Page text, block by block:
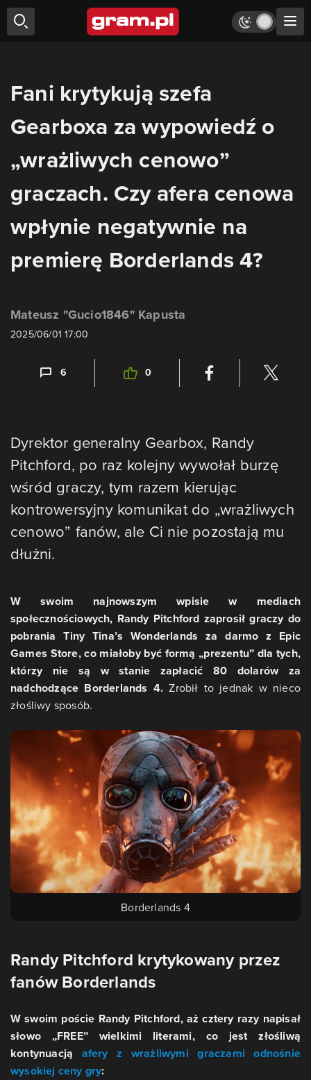
Fani krytykują szefa
Gearboxa za wypowiedź o
„wrażliwych cenowo”
graczach. Czy afera cenowa
wpłynie negatywnie na
premierę Borderlands 4?
Mateusz "Gucio1846" Kapusta
2025/06/01 17:00
6 0
Dyrektor generalny Gearbox, Randy
Pitchford, po raz kolejny wywołał burzę
wśród graczy, tym razem kierując
kontrowersyjny komunikat do „wrażliwych
cenowo” fanów, ale Ci nie pozostają mu
dłużni.
W swoim najnowszym wpisie w mediach
społecznościowych, Randy Pitchford zaprosił graczy do
pobrania Tiny Tina’s Wonderlands za darmo z Epic
Games Store, co miałoby być formą „prezentu” dla tych,
którzy nie są w stanie zapłacić 80 dolarów za
nadchodzące Borderlands 4.Zrobił to jednak w nieco
złośliwy sposób.
Borderlands 4
Randy Pitchford krytykowany przez
fanów Borderlands
W swoim poście Randy Pitchford, aż cztery razy napisał
słowo „FREE” wielkimi literami, co jest złośliwą
kontynuacją afery z wrażliwymi graczami odnośnie
wysokiej ceny gry: